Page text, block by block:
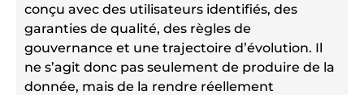
conçu avec des utilisateurs identifiés, des
garanties de qualité, des règles de
gouvernance et une trajectoire d’évolution. Il
ne s’agit donc pas seulement de produire de la
donnée, mais de la rendre réellement